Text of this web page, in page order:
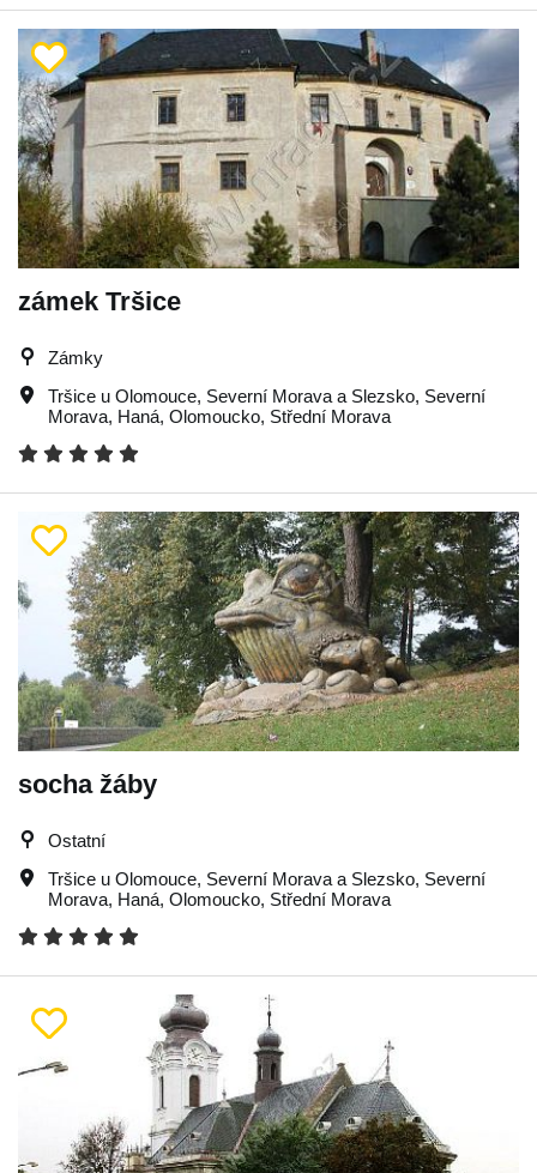
zámek Tršice
Zámky
Tršice u Olomouce, Severní Morava a Slezsko, Severní
Morava, Haná, Olomoucko, Střední Morava
socha žáby
Ostatní
Tršice u Olomouce, Severní Morava a Slezsko, Severní
Morava, Haná, Olomoucko, Střední Morava